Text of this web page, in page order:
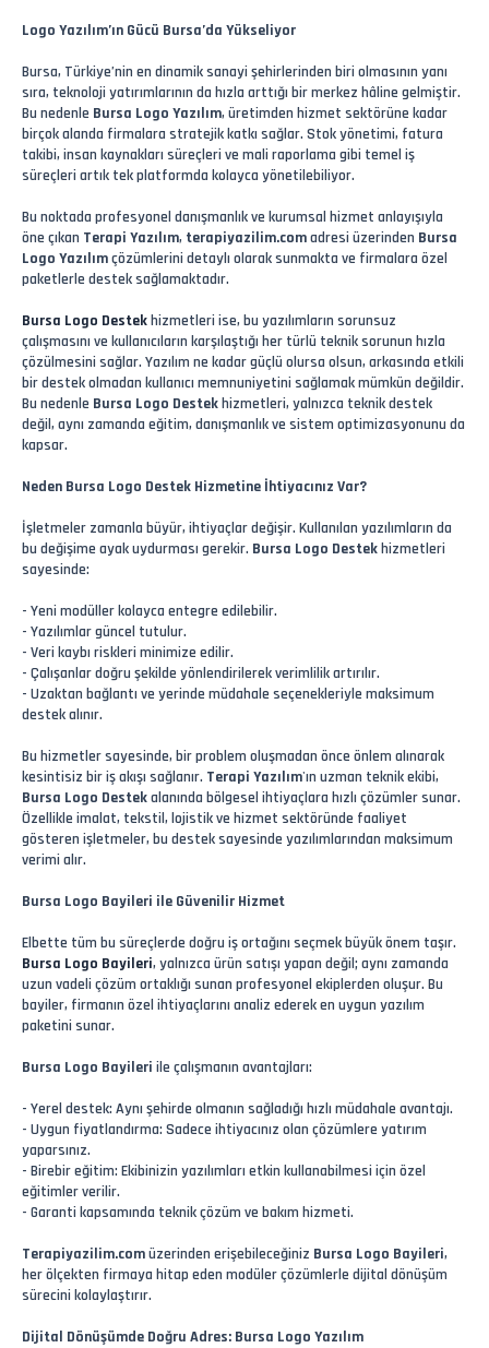
Logo Yazılım’ın Gücü Bursa’da Yükseliyor
Bursa, Türkiye’nin en dinamik sanayi şehirlerinden biri olmasının yanı
sıra, teknoloji yatırımlarının da hızla arttığı bir merkez hâline gelmiştir.
Bu nedenle Bursa Logo Yazılım, üretimden hizmet sektörüne kadar
birçok alanda firmalara stratejik katkı sağlar. Stok yönetimi, fatura
takibi, insan kaynakları süreçleri ve mali raporlama gibi temel iş
süreçleri artık tek platformda kolayca yönetilebiliyor.
Bu noktada profesyonel danışmanlık ve kurumsal hizmet anlayışıyla
öne çıkan Terapi Yazılım, terapiyazilim.comadresi üzerinden Bursa
Logo Yazılımçözümlerini detaylı olarak sunmakta ve firmalara özel
paketlerle destek sağlamaktadır.
Bursa Logo Destekhizmetleri ise, bu yazılımların sorunsuz
çalışmasını ve kullanıcıların karşılaştığı her türlü teknik sorunun hızla
çözülmesini sağlar. Yazılım ne kadar güçlü olursa olsun, arkasında etkili
bir destek olmadan kullanıcı memnuniyetini sağlamak mümkün değildir.
Bu nedenle Bursa Logo Destekhizmetleri, yalnızca teknik destek
değil, aynı zamanda eğitim, danışmanlık ve sistem optimizasyonunu da
kapsar.
Neden Bursa Logo Destek Hizmetine İhtiyacınız Var?
İşletmeler zamanla büyür, ihtiyaçlar değişir. Kullanılan yazılımların da
bu değişime ayak uydurması gerekir. Bursa Logo Destekhizmetleri
sayesinde:
- Yeni modüller kolayca entegre edilebilir.
- Yazılımlar güncel tutulur.
- Veri kaybı riskleri minimize edilir.
- Çalışanlar doğru şekilde yönlendirilerek verimlilik artırılır.
- Uzaktan bağlantı ve yerinde müdahale seçenekleriyle maksimum
destek alınır.
Bu hizmetler sayesinde, bir problem oluşmadan önce önlem alınarak
kesintisiz bir iş akışı sağlanır. Terapi Yazılım'ın uzman teknik ekibi,
Bursa Logo Destekalanında bölgesel ihtiyaçlara hızlı çözümler sunar.
Özellikle imalat, tekstil, lojistik ve hizmet sektöründe faaliyet
gösteren işletmeler, bu destek sayesinde yazılımlarından maksimum
verimi alır.
Bursa Logo Bayileri ile Güvenilir Hizmet
Elbette tüm bu süreçlerde doğru iş ortağını seçmek büyük önem taşır.
Bursa Logo Bayileri, yalnızca ürün satışı yapan değil; aynı zamanda
uzun vadeli çözüm ortaklığı sunan profesyonel ekiplerden oluşur. Bu
bayiler, firmanın özel ihtiyaçlarını analiz ederek en uygun yazılım
paketini sunar.
Bursa Logo Bayileri ile çalışmanın avantajları:
- Yerel destek: Aynı şehirde olmanın sağladığı hızlı müdahale avantajı.
- Uygun fiyatlandırma: Sadece ihtiyacınız olan çözümlere yatırım
yaparsınız.
- Birebir eğitim: Ekibinizin yazılımları etkin kullanabilmesi için özel
eğitimler verilir.
- Garanti kapsamında teknik çözüm ve bakım hizmeti.
Terapiyazilim.comüzerinden erişebileceğiniz Bursa Logo Bayileri,
her ölçekten firmaya hitap eden modüler çözümlerle dijital dönüşüm
sürecini kolaylaştırır.
Dijital Dönüşümde Doğru Adres: Bursa Logo Yazılım